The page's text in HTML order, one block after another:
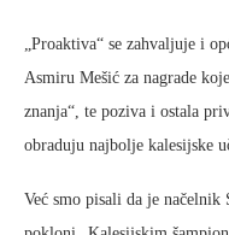
„Proaktiva“ se zahvaljuje i
Asmiru Mešić za nagrade
znanja“, te poziva i ostala
obraduju najbolje kalesijske
Već smo pisali da je